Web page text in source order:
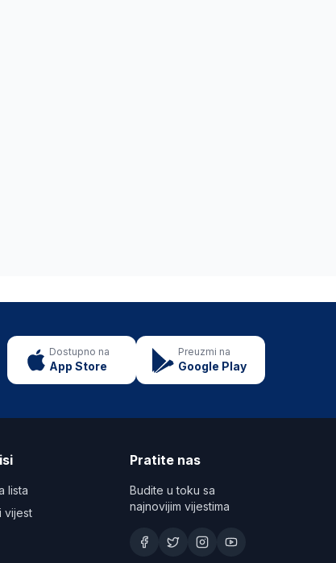
Dostupno na
App Store
Preuzmi na
Google Play
lista
vijest
Pratite nas
Budite u toku sa
najnovijim vijestima